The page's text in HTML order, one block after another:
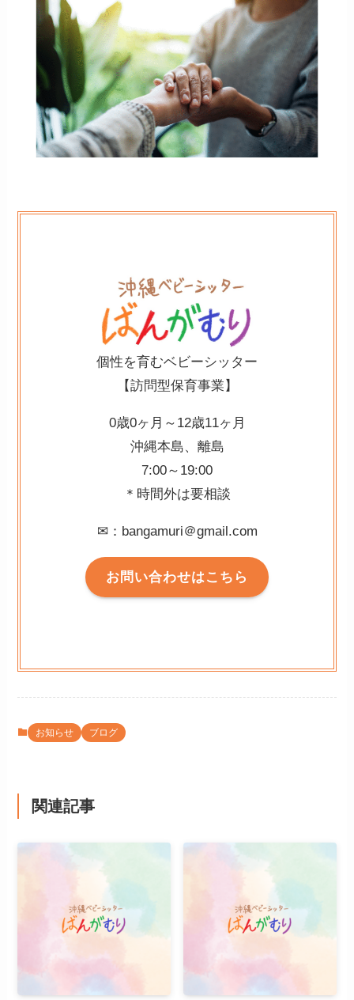
個性を育むベビーシッター
【訪問型保育事業】
0歳0ヶ月～12歳11ヶ月⁡
沖縄本島、離島⁡
7:00～19:00⁡
＊時間外は要相談
✉：bangamuri＠gmail.com
お問い合わせはこちら
お知らせ ブログ
関連記事